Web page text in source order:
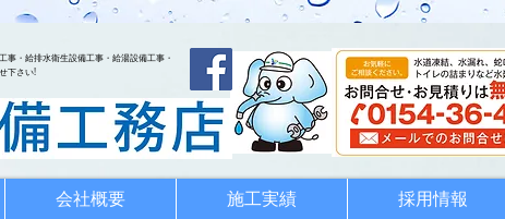
事・給排水衛生設備工事・給湯設備工事・
下さい!
会社概要 施工実績 採用情報